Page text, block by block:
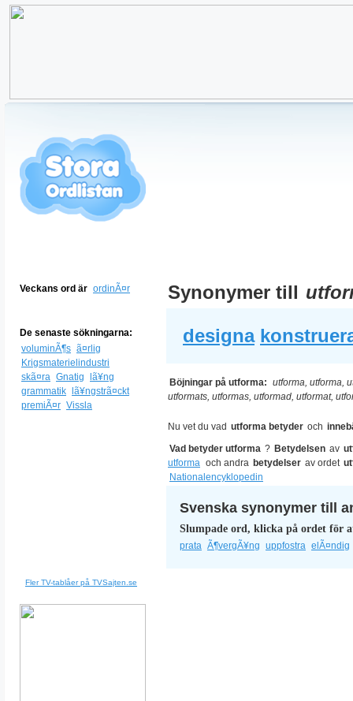
Veckans ord är ordinÃ¤r
De senaste sökningarna:
voluminÃ¶s ã¤rlig
Krigsmaterielindustri
skã¤ra Gnatig
lã¥ng
grammatik
lã¥ngstrã¤ckt
premiÃ¤r Vissla
Fler TV-tablåer på TVSajten.se
Synonymer till
designa
Böjningar på utforma: utforma, utforma,
utformats, utformas, utformad, utformat,
Nu vet du vad utforma betyder och
Vad betyder utforma ? Betydelsen av
utforma och andra betydelser av ordet
Nationalencyklopedin
Svenska synonymer till
Slumpade ord, klicka på ordet för
prata Ã¶vergÃ¥ng uppfostra elÃ¤ndig